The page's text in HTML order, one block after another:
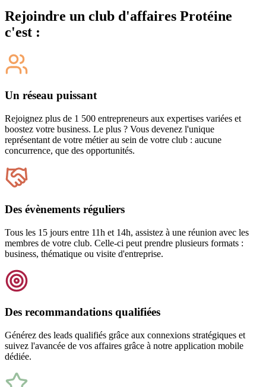
Rejoindre un club d'affaires Protéine
c'est :
Un réseau puissant
Rejoignez plus de 1 500 entrepreneurs aux expertises variées et
boostez votre business. Le plus ? Vous devenez l'unique
représentant de votre métier au sein de votre club : aucune
concurrence, que des opportunités.
Des évènements réguliers
Tous les 15 jours entre 11h et 14h, assistez à une réunion avec les
membres de votre club. Celle-ci peut prendre plusieurs formats :
business, thématique ou visite d'entreprise.
Des recommandations qualifiées
Générez des leads qualifiés grâce aux connexions stratégiques et
suivez l'avancée de vos affaires grâce à notre application mobile
dédiée.